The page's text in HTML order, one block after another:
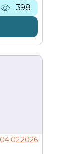
и
398
04.02.2026